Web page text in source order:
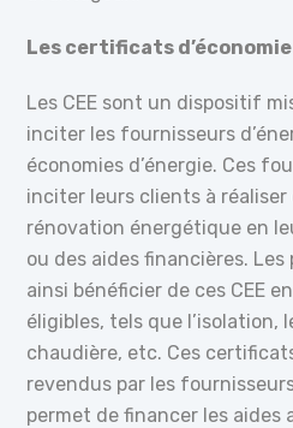
Les certificats d’économie
Les CEE sont un dispositif
inciter les fournisseurs
économies d’énergie. Ces
inciter leurs clients à
rénovation énergétique en
ou des aides financières.
ainsi bénéficier de ces CEE
éligibles, tels que l’isolation,
chaudière, etc. Ces
revendus par les
permet de financer les aides